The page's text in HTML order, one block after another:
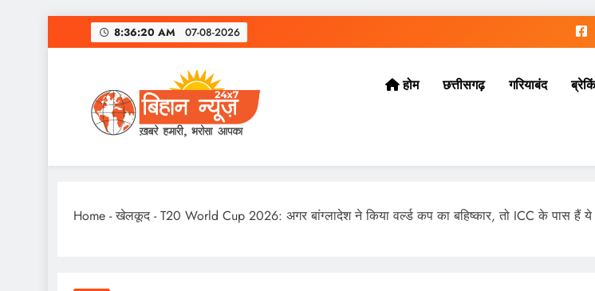
to
8:36:21 AM 07-08-2026
होम छत्तीसगढ़ गरियाबंद
Home -खेलकूद-T20 World Cup 2026: अगर बांग्लादेश ने किया वर्ल्ड कप का बहिष्कार, तो ICC के पास हैं